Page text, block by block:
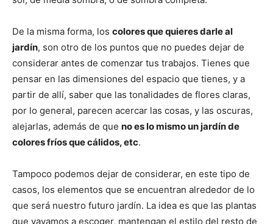
De la misma forma, los colores que quieres darle al
jardín, son otro de los puntos que no puedes dejar de
considerar antes de comenzar tus trabajos. Tienes que
pensar en las dimensiones del espacio que tienes, y a
partir de allí, saber que las tonalidades de flores claras,
por lo general, parecen acercar las cosas, y las oscuras,
alejarlas, además de que no es lo mismo un jardín de
colores fríos que cálidos, etc.
Tampoco podemos dejar de considerar, en este tipo de
casos, los elementos que se encuentran alrededor de lo
que será nuestro futuro jardín. La idea es que las plantas
que vayamos a escoger, mantengan el estilo del resto de